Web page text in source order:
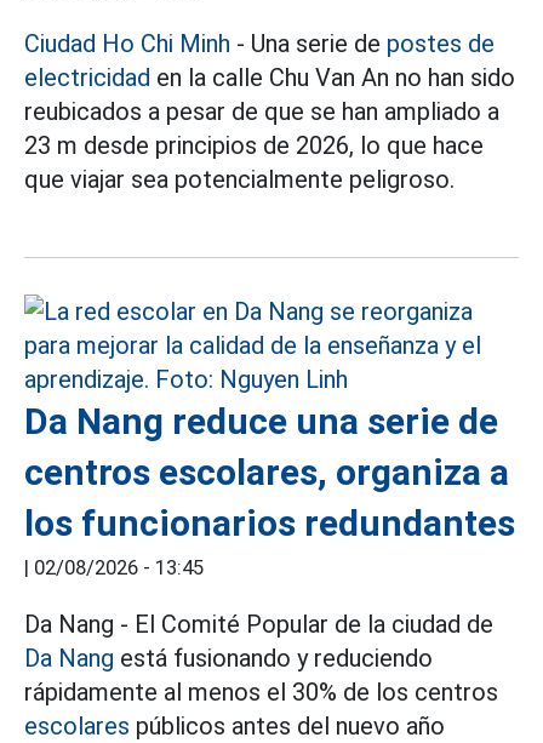
Ciudad Ho Chi Minh - Una serie de postes de
electricidad en la calle Chu Van An no han sido
reubicados a pesar de que se han ampliado a
23 m desde principios de 2026, lo que hace
que viajar sea potencialmente peligroso.
Da Nang reduce una serie de
centros escolares, organiza a
los funcionarios redundantes
| 02/08/2026 - 13:45
Da Nang - El Comité Popular de la ciudad de
Da Nang está fusionando y reduciendo
rápidamente al menos el 30% de los centros
escolares públicos antes del nuevo año